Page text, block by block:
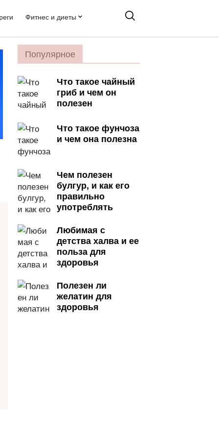
Фитнес и диеты
Популярное
Что такое чайный
гриб и чем он
полезен
Что такое фунчоза
и чем она полезна
Чем полезен
булгур, и как его
правильно
употреблять
Любимая с
детства халва и ее
польза для
здоровья
Полезен ли
желатин для
здоровья